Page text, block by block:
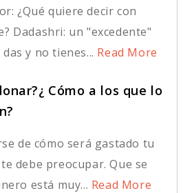
¿Qué quiere decir con
Dadashri: un "excedente"
y no tienes... Read More
Cómo a los que lo
de cómo será gastado tu
debe preocupar. Que se
está muy... Read More